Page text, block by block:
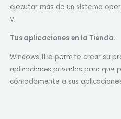
ejecutar más de un sistema
V.
Tus aplicaciones en la Tienda.
Windows 11 le permite crear su
aplicaciones privadas para que
cómodamente a sus